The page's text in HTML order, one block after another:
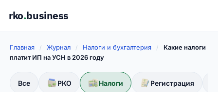
rko.business
Главная / Журнал / Налоги и бухгалтерия /
Какие налоги
платит ИП на УСН в 2026 году
Все РКО Налоги Регистрация